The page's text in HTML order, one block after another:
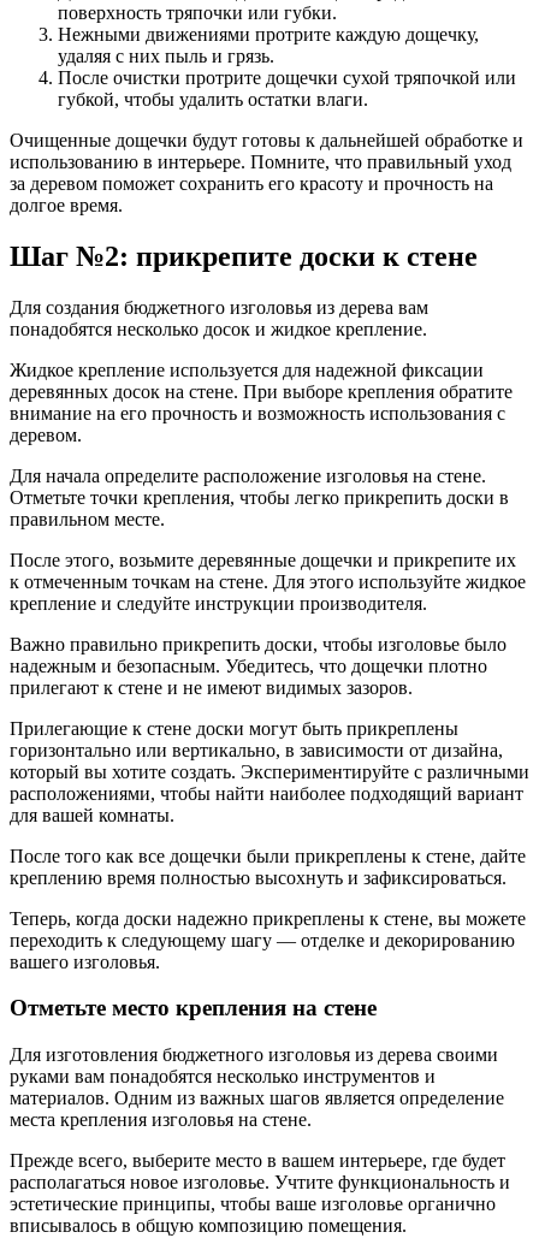
поверхность тряпочки или губки.
Нежными движениями протрите каждую дощечку,
удаляя с них пыль и грязь.
После очистки протрите дощечки сухой тряпочкой или
губкой, чтобы удалить остатки влаги.
Очищенные дощечки будут готовы к дальнейшей обработке и
использованию в интерьере. Помните, что правильный уход
за деревом поможет сохранить его красоту и прочность на
долгое время.
Шаг №2: прикрепите доски к стене
Для создания бюджетного изголовья из дерева вам
понадобятся несколько досок и жидкое крепление.
Жидкое крепление используется для надежной фиксации
деревянных досок на стене. При выборе крепления обратите
внимание на его прочность и возможность использования с
деревом.
Для начала определите расположение изголовья на стене.
Отметьте точки крепления, чтобы легко прикрепить доски в
правильном месте.
После этого, возьмите деревянные дощечки и прикрепите их
к отмеченным точкам на стене. Для этого используйте жидкое
крепление и следуйте инструкции производителя.
Важно правильно прикрепить доски, чтобы изголовье было
надежным и безопасным. Убедитесь, что дощечки плотно
прилегают к стене и не имеют видимых зазоров.
Прилегающие к стене доски могут быть прикреплены
горизонтально или вертикально, в зависимости от дизайна,
который вы хотите создать. Экспериментируйте с различными
расположениями, чтобы найти наиболее подходящий вариант
для вашей комнаты.
После того как все дощечки были прикреплены к стене, дайте
креплению время полностью высохнуть и зафиксироваться.
Теперь, когда доски надежно прикреплены к стене, вы можете
переходить к следующему шагу — отделке и декорированию
вашего изголовья.
Отметьте место крепления на стене
Для изготовления бюджетного изголовья из дерева своими
руками вам понадобятся несколько инструментов и
материалов. Одним из важных шагов является определение
места крепления изголовья на стене.
Прежде всего, выберите место в вашем интерьере, где будет
располагаться новое изголовье. Учтите функциональность и
эстетические принципы, чтобы ваше изголовье органично
вписывалось в общую композицию помещения.